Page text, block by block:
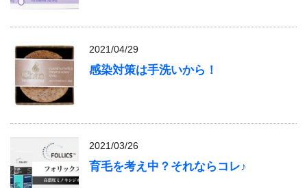
2021/04/29
感染対策は手洗いから！
2021/03/26
育毛を考え中？それならコレ♪